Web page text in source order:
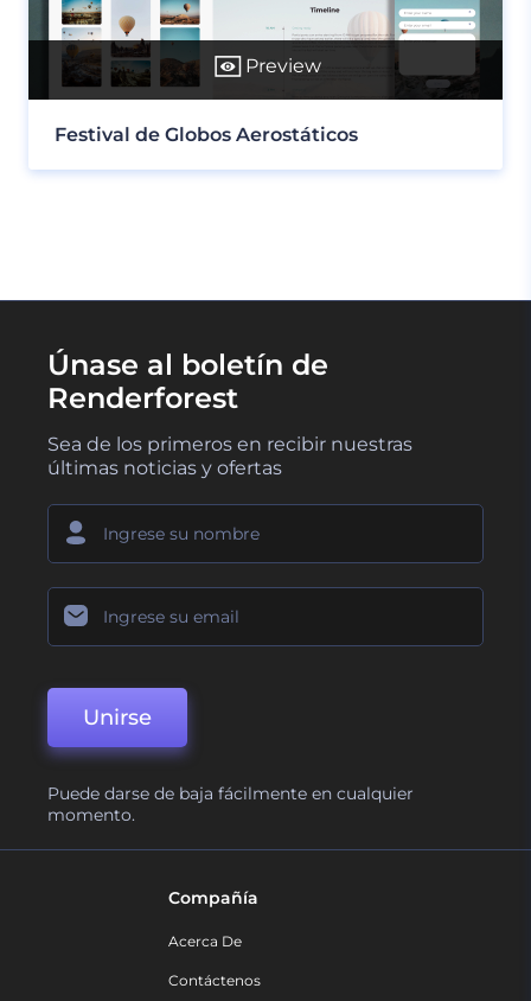
Preview
Festival de Globos Aerostáticos
Únase al boletín de
Renderforest
Sea de los primeros en recibir nuestras
últimas noticias y ofertas
Unirse
Puede darse de baja fácilmente en cualquier
momento.
Compañía
Acerca De
Contáctenos